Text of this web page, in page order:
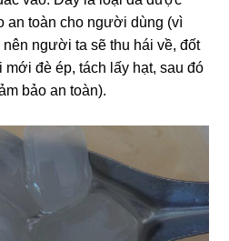
an toàn cho người dùng (vì
người ta sẽ thu hái về, đốt
mới đè ép, tách lấy hạt, sau đó
bảo an toàn).